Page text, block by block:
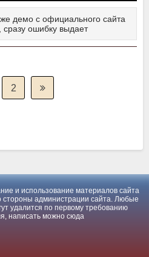
демо с официального сайта
сразу ошибку выдает
2
и использование материалов сайта
стороны администрации сайта. Любые
удалится по первому требованию
написать можно сюда